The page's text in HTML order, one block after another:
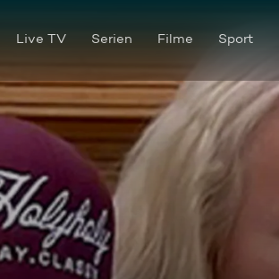
Live TV Serien Filme Sport